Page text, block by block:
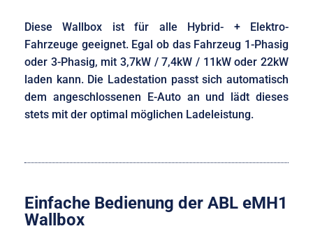
Diese Wallbox ist für alle Hybrid- + Elektro-
Fahrzeuge geeignet. Egal ob das Fahrzeug 1-Phasig
oder 3-Phasig, mit 3,7kW / 7,4kW / 11kW oder 22kW
laden kann. Die Ladestation passt sich automatisch
dem angeschlossenen E-Auto an und lädt dieses
stets mit der optimal möglichen Ladeleistung.
Einfache Bedienung der ABL eMH1
Wallbox